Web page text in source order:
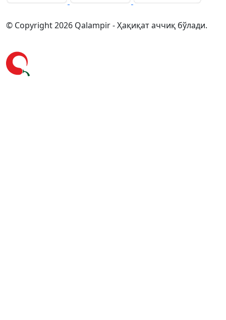
© Copyright 2026 Qalampir - Ҳақиқат аччиқ бўлади.